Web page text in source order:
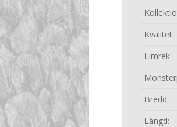
Kvalitet:
Limrek:
Bredd:
Längd: